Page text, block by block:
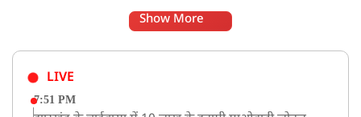
Show More
LIVE
7:51 PM